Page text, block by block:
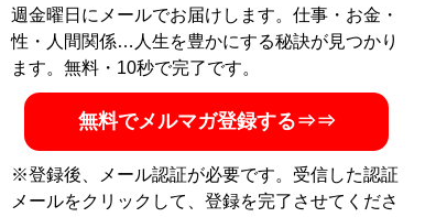
週金曜日にメールでお届けします。仕事・お金・
性・人間関係…人生を豊かにする秘訣が見つかり
ます。無料・10秒で完了です。
無料でメルマガ登録する⇒⇒
※登録後、メール認証が必要です。受信した認証
メールをクリックして、登録を完了させてくださ